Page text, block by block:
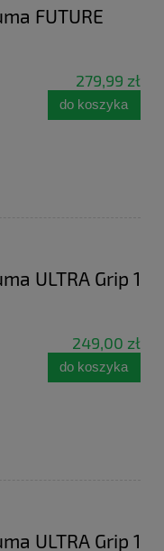
FUTURE
279,99 zł
do koszyka
ULTRA Grip 1
249,00 zł
do koszyka
ULTRA Grip 1